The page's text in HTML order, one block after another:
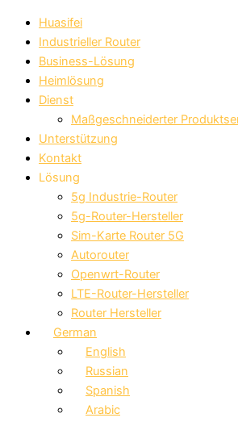
Huasifei
Industrieller Router
Business-Lösung
Heimlösung
Dienst
Maßgeschneiderter
Unterstützung
Kontakt
Lösung
5g Industrie-Router
5g-Router-Hersteller
Sim-Karte Router 5G
Autorouter
Openwrt-Router
LTE-Router-Hersteller
Router Hersteller
German
English
Russian
Spanish
Arabic